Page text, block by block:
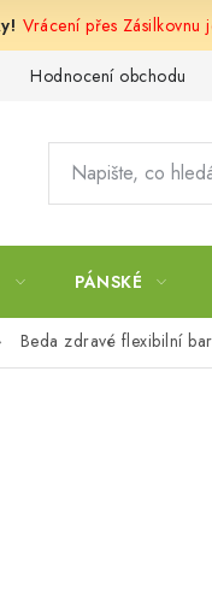
Vrácení přes Zásilkovnu
Hodnocení obchodu
PÁNSKÉ
Beda zdravé flexibilní